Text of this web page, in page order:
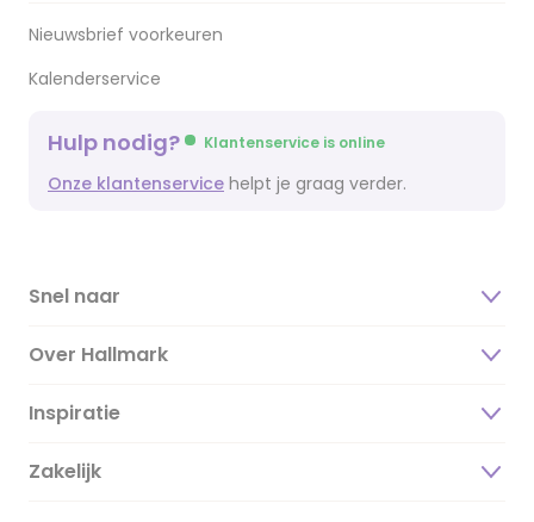
Nieuwsbrief voorkeuren
Kalenderservice
Hulp nodig? Klantenservice is online
Onze klantenservice helpt je graag verder.
Snel naar
Over Hallmark
Over ons
Duurzaamheid
Inspiratie
Magazine
Zakelijk